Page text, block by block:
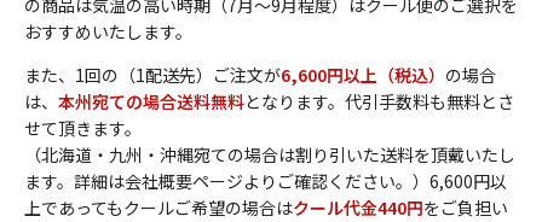
の商品は気温の高い時期（7月～9月程度）はクール便のご選択を
おすすめいたします。
また、1回の（1配送先）ご注文が6,600円以上（税込） の場合
は、 本州宛ての場合送料無料となります。代引手数料も無料とさ
せて頂きます。
（北海道・九州・沖縄宛ての場合は割り引いた送料を頂戴いたし
ます。詳細は会社概要ページよりご確認ください。）6,600円以
上であってもクールご希望の場合はクール代金440円をご負担い